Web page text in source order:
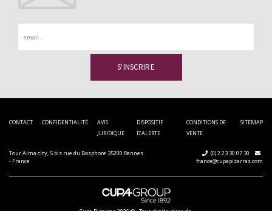
CONTACT CONFIDENTIALITÉ
AVIS
JURIDIQUE
DISPOSITIF
D’ALERTE
CONDITIONS DE
VENTE
SITEMAP
Tour Alma city, 5 bis rue du Bosphore 35200 Rennes
- France
(0) 2 23 30 07 30
france@cupapizarras.com